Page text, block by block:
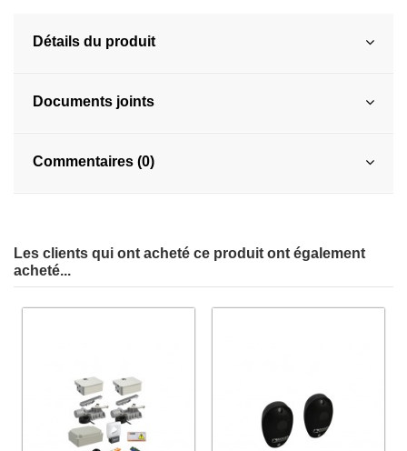
Détails du produit
Documents joints
Commentaires (0)
Les clients qui ont acheté ce produit ont également
acheté...